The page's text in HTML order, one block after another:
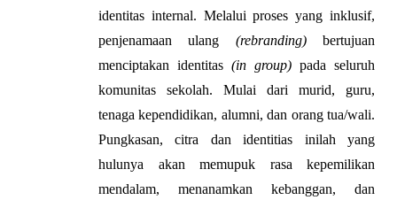
identitas internal. Melalui proses yang inklusif,
penjenamaan ulang (rebranding) bertujuan
menciptakan identitas (in group) pada seluruh
komunitas sekolah. Mulai dari murid, guru,
tenaga kependidikan, alumni, dan orang tua/wali.
Pungkasan, citra dan identitias inilah yang
hulunya akan memupuk rasa kepemilikan
mendalam, menanamkan kebanggan, dan